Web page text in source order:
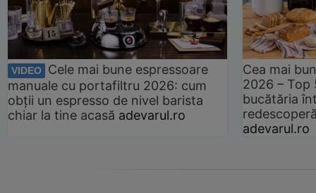
VIDEO
Cele mai bune espressoare
manuale cu portafiltru 2026: cum
obții un espresso de nivel barista
chiar la tine acasă adevarul.ro
Cea mai
2026 –
bucătăria
adevarul.ro